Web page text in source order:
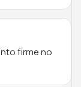
firme no